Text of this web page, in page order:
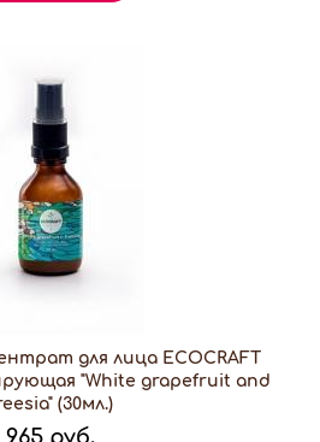
для лица ECOCRAFT
"White grapefruit and
(30мл.)
965 руб.